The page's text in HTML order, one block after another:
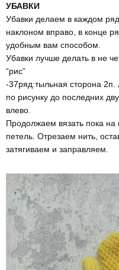
УБАВКИ
Убавки делаем в каждом
наклоном вправо, в конце
удобным вам способом.
Убавки лучше делать в не
“рис”
-37ряд:тыльная сторона
по рисунку до последних
влево.
Продолжаем вязать пока на
петель. Отрезаем нить,
затягиваем и заправляем.